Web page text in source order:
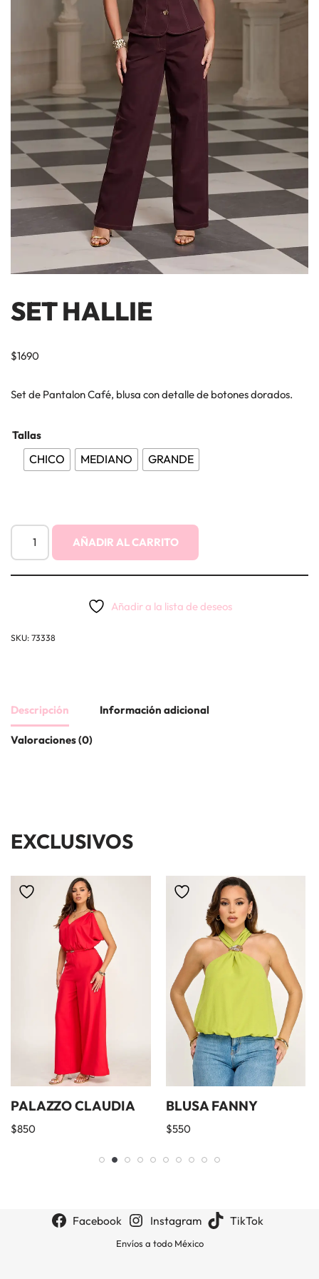
SET HALLIE
$1690
Set de Pantalon Café, blusa con detalle de botones dorados.
Tallas
CHICO MEDIANO GRANDE
AÑADIR AL CARRITO
Añadir a la lista de deseos
SKU: 73338
Descripción Información adicional
Valoraciones (0)
EXCLUSIVOS
PALAZZO CLAUDIA
$850
BLUSA FANNY
$550
Facebook Instagram TikTok
Envíos a todo México